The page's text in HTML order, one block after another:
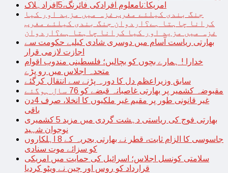
امریکا:نامعلوم افرادکی فائرنگ،5افرادہلاک
جنگ بندی کیلئے مغرب غزہ میں مزید اور کیا
کرانا چاہتا ہے؟اردوان جنگ بندی کیلئے مغرب
غزہ میں مزید اور کیا کرانا چاہتا ہے؟اردوان
بھارتی ریاست آسام میں دوسری شادی کیلیے حکومت سے
اجازت لازمی قرار
خدارا ! ہمارے بچوں کو بچالیں؛ فلسطینی مندوب اقوام
متحدہ اجلاس میں رو پڑے
سابق وزیراعظم دل کا دورہ پڑنے سے انتقال کرگئے
مقبوضہ کشمیر پر بھارتی غاصبانہ قبضے کو 76 سال ہوگئے
غیر قانونی طور پر مقیم غیر ملکیوں کا انخلا، صرف 4دن
باقی
بھارتی فوج کی ریاستی دہشت گردی میں مزید 5 کشمیری
نوجوان شہید
جاسوسی کا الزام ثابت، قطر نے بھارتی بحریہ کے 8 اہلکاروں
کو سزائے موت سنادی
سلامتی کونسل اجلاس؛ اسرائیل کی حمایت میں امریکی
قرارداد کو روس اور چین نے ویٹو کردیا